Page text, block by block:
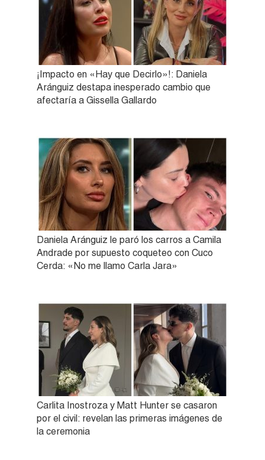
¡Impacto en «Hay que Decirlo»!: Daniela
Aránguiz destapa inesperado cambio que
afectaría a Gissella Gallardo
Daniela Aránguiz le paró los carros a Camila
Andrade por supuesto coqueteo con Cuco
Cerda: «No me llamo Carla Jara»
Carlita Inostroza y Matt Hunter se casaron
por el civil: revelan las primeras imágenes de
la ceremonia